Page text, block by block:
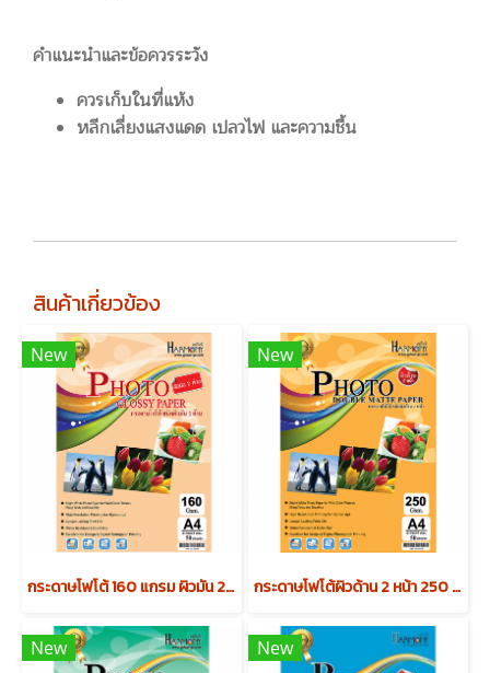
คำแนะนำและข้อควรระวัง
ควรเก็บในที่แห้ง
หลีกเลี่ยงแสงแดด เปลวไฟ และความชื้น
สินค้าเกี่ยวข้อง
New
กระดาษโฟโต้ 160 แกรม ผิวมัน 2 หน้า (บรรจุ 50 แผ่น)
New
กระดาษโฟโต้ผิวด้าน 2 หน้า 250 แกรม (บรรจุ 50 แผ่น)
New New